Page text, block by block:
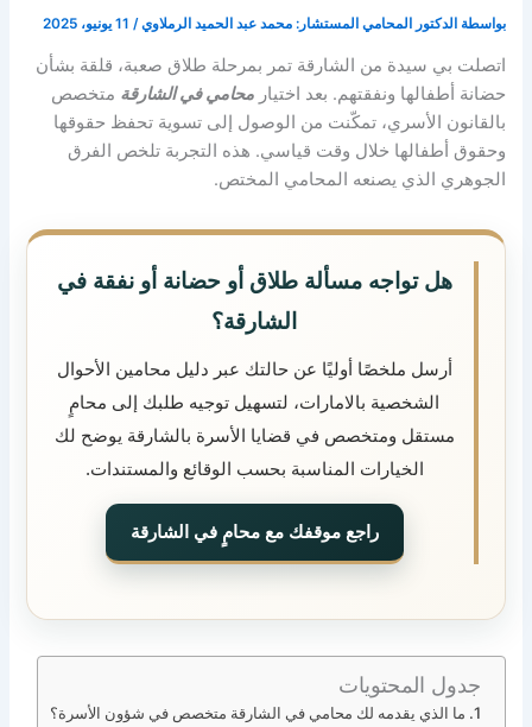
بواسطة الدكتور المحامي المستشار: محمد عبد الحميد الرملاوي/ 11 يونيو، 2025
اتصلت بي سيدة من الشارقة تمر بمرحلة طلاق صعبة، قلقة بشأن
حضانة أطفالها ونفقتهم. بعد اختيارمحامي في الشارقة متخصص
بالقانون الأسري، تمكّنت من الوصول إلى تسوية تحفظ حقوقها
وحقوق أطفالها خلال وقت قياسي. هذه التجربة تلخص الفرق
الجوهري الذي يصنعه المحامي المختص.
هل تواجه مسألة طلاق أو حضانة أو نفقة في
الشارقة؟
أرسل ملخصًا أوليًا عن حالتك عبر دليل محامين الأحوال
الشخصية بالامارات، لتسهيل توجيه طلبك إلى محامٍ
مستقل ومتخصص في قضايا الأسرة بالشارقة يوضح لك
الخيارات المناسبة بحسب الوقائع والمستندات.
راجع موقفك مع محامٍ في الشارقة
جدول المحتويات
ما الذي يقدمه لك محامي في الشارقة متخصص في شؤون الأسرة؟